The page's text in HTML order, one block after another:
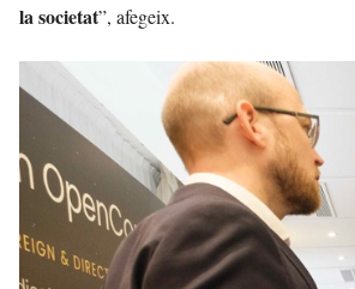
la societat”, afegeix.